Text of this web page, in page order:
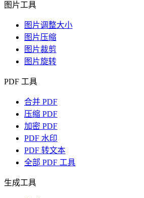
图片工具
图片调整大小
图片压缩
图片裁剪
图片旋转
PDF 工具
合并 PDF
压缩 PDF
加密 PDF
PDF 水印
PDF 转文本
全部 PDF 工具
生成工具